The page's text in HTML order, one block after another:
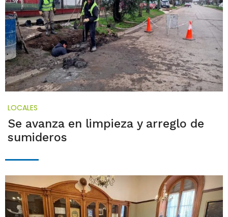
LOCALES
Se avanza en limpieza y arreglo de
sumideros